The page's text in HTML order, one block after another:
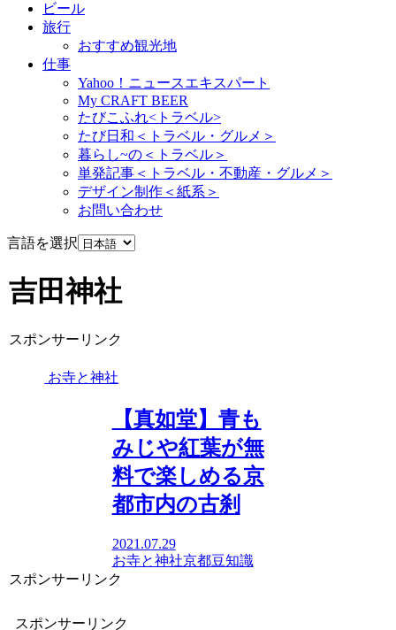
ビール
旅行
おすすめ観光地
仕事
Yahoo！ニュースエキスパート
My CRAFT BEER
たびこふれ<トラベル>
たび日和＜トラベル・グルメ＞
暮らし~の＜トラベル＞
単発記事＜トラベル・不動産・グルメ＞
デザイン制作＜紙系＞
お問い合わせ
言語を選択
吉田神社
スポンサーリンク
お寺と神社
【真如堂】青も
みじや紅葉が無
料で楽しめる京
都市内の古刹
2021.07.29
お寺と神社京都豆知識
スポンサーリンク
スポンサーリンク